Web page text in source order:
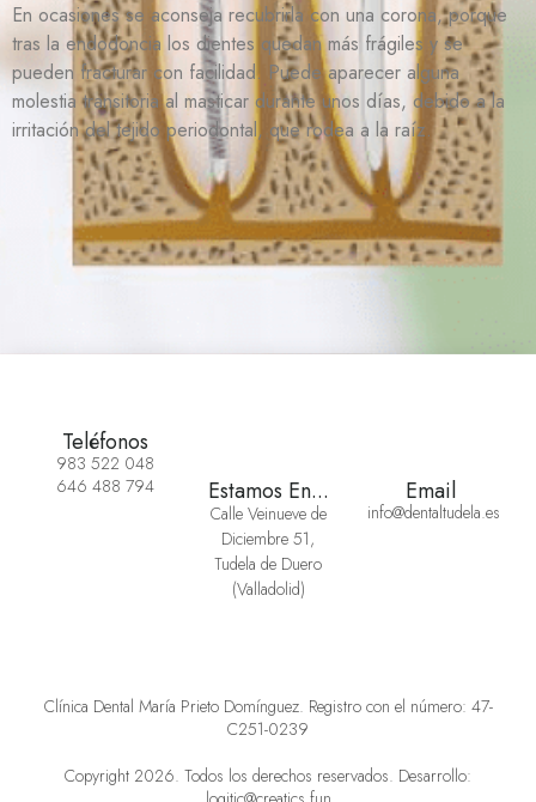
En ocasiones se aconseja recubrirla con una corona, porque
tras la endodoncia los dientes quedan más frágiles y se
pueden fracturar con facilidad. Puede aparecer alguna
molestia transitoria al masticar durante unos días, debido a la
irritación del tejido periodontal, que rodea a la raíz.
Teléfonos
983 522 048
646 488 794
Estamos En...
Calle Veinueve de
Diciembre 51,
Tudela de Duero
(Valladolid)
Email
info@dentaltudela.es
Clínica Dental María Prieto Domínguez. Registro con el número: 47-
C251-0239
Copyright 2026. Todos los derechos reservados. Desarrollo: